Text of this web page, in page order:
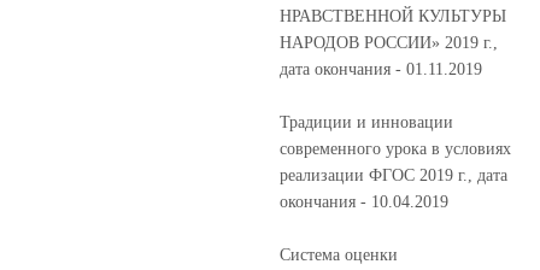
НРАВСТВЕННОЙ КУЛЬТУРЫ
НАРОДОВ РОССИИ» 2019 г.,
дата окончания - 01.11.2019
Традиции и инновации
современного урока в условиях
реализации ФГОС 2019 г., дата
окончания - 10.04.2019
Система оценки